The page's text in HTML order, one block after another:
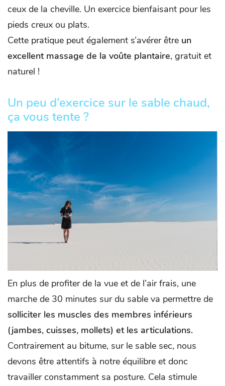
ceux de la cheville. Un exercice bienfaisant pour les
pieds creux ou plats.
Cette pratique peut également s’avérer être un
excellent massage de la voûte plantaire, gratuit et
naturel !
Un peu d’exercice sur le sable chaud,
ça vous tente ?
En plus de profiter de la vue et de l’air frais, une
marche de 30 minutes sur du sable va permettre de
solliciter les muscles des membres inférieurs
(jambes, cuisses, mollets) et les articulations.
Contrairement au bitume, sur le sable sec, nous
devons être attentifs à notre équilibre et donc
travailler constamment sa posture. Cela stimule